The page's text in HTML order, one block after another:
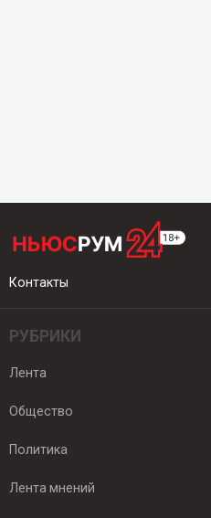
Контакты
РУБРИКИ
Лента
Общество
Политика
Лента мнений